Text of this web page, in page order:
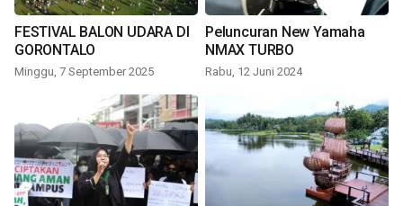
FESTIVAL BALON UDARA DI
GORONTALO
Minggu, 7 September 2025
Peluncuran New Yamaha
NMAX TURBO
Rabu, 12 Juni 2024